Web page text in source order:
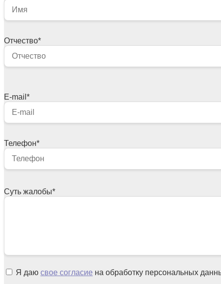
Отчество*
E-mail *
Телефон*
Суть жалобы*
Я даю свое согласие на обработку персональных